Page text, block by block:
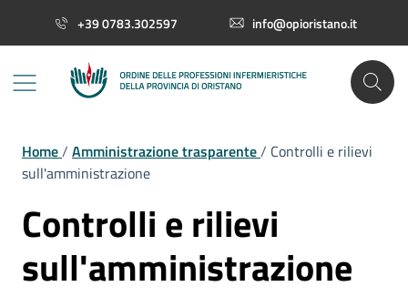
+39 0783.302597 info@opioristano.it
Home/ Amministrazione trasparente/ Controlli e rilievi
sull'amministrazione
Controlli e rilievi
sull'amministrazione